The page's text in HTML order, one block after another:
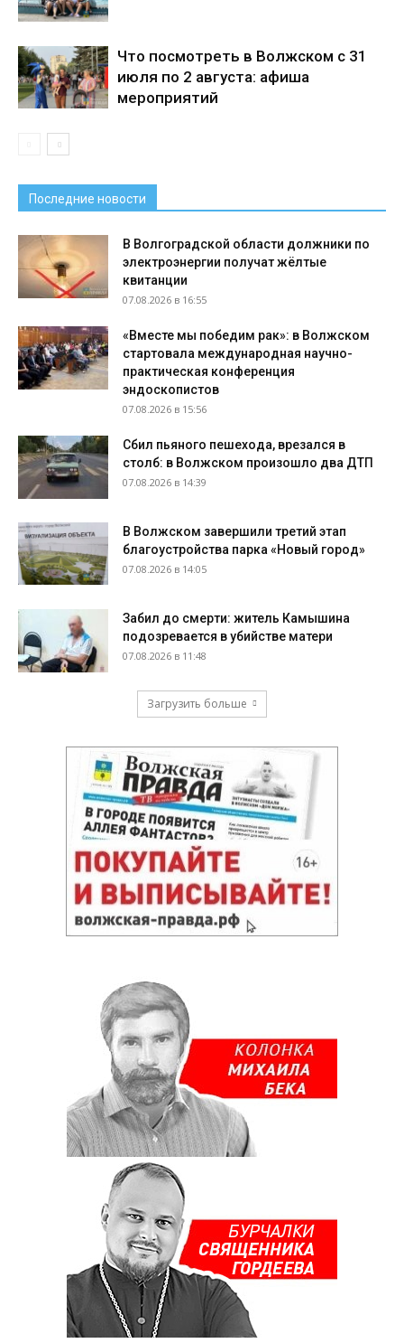
Что посмотреть в Волжском с 31
июля по 2 августа: афиша
мероприятий
Последние новости
В Волгоградской области должники по
электроэнергии получат жёлтые
квитанции
07.08.2026 в 16:55
«Вместе мы победим рак»: в Волжском
стартовала международная научно-
практическая конференция
эндоскопистов
07.08.2026 в 15:56
Сбил пьяного пешехода, врезался в
столб: в Волжском произошло два ДТП
07.08.2026 в 14:39
В Волжском завершили третий этап
благоустройства парка «Новый город»
07.08.2026 в 14:05
Забил до смерти: житель Камышина
подозревается в убийстве матери
07.08.2026 в 11:48
Загрузить больше